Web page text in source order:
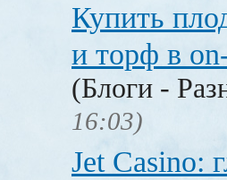
Купить
и торф в
(Блоги -
16:03)
Jet Сasino: